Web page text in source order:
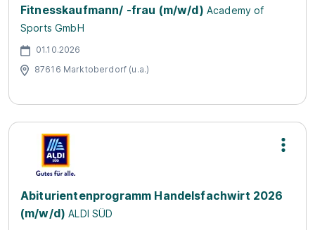
Fitnesskaufmann/ -frau (m/w/d) Academy of
Sports GmbH
01.10.2026
87616 Marktoberdorf (u.a.)
Abiturientenprogramm Handelsfachwirt 2026
(m/w/d) ALDI SÜD